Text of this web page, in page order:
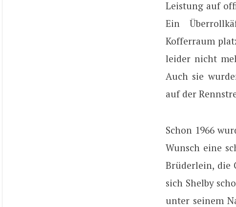
Leistung auf
Ein
Kofferraum
leider nicht
Auch sie
auf der
Schon 1966
Wunsch eine
Brüderlein, die
sich Shelby
unter seinem